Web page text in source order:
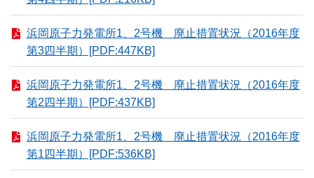
浜岡原子力発電所1、2号機 廃止措置状況（2016年度
第3四半期）[PDF:447KB]
浜岡原子力発電所1、2号機 廃止措置状況（2016年度
第2四半期）[PDF:437KB]
浜岡原子力発電所1、2号機 廃止措置状況（2016年度
第1四半期）[PDF:536KB]